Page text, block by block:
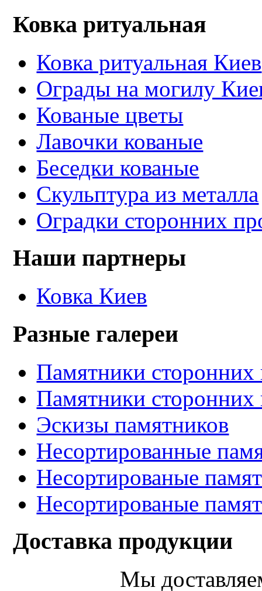
Ковка ритуальная
Ковка ритуальная Киев
Ограды на могилу
Кованые цветы
Лавочки кованые
Беседки кованые
Скульптура из металла
Оградки сторонних
Наши партнеры
Ковка Киев
Разные галереи
Памятники сторонних
Памятники сторонних
Эскизы памятников
Несортированные
Несортированые
Несортированые
Доставка продукции
Мы